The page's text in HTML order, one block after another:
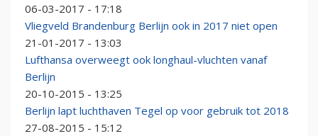
06-03-2017 - 17:18
Vliegveld Brandenburg Berlijn ook in 2017 niet open
21-01-2017 - 13:03
Lufthansa overweegt ook longhaul-vluchten vanaf
Berlijn
20-10-2015 - 13:25
Berlijn lapt luchthaven Tegel op voor gebruik tot 2018
27-08-2015 - 15:12